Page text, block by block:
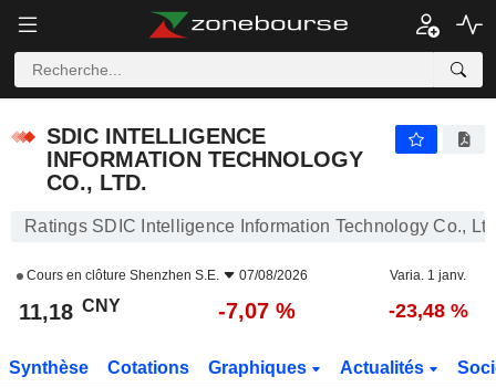
SDIC INTELLIGENCE
INFORMATION TECHNOLOGY
CO., LTD.
Ratings SDIC Intelligence Information Technology Co.,
Cours en clôture Shenzhen S.E. 07/08/2026 Varia. 1 janv.
11,18 CNY -7,07 % -23,48 %
Synthèse Cotations Graphiques Actualités